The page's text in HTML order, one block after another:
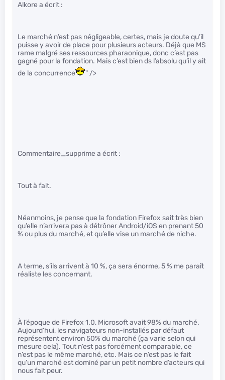
Alkore a écrit :
Le marché n’est pas négligeable, certes, mais je doute qu’il
puisse y avoir de place pour plusieurs acteurs. Déjà que MS
rame malgré ses ressources pharaonique, donc c’est pas
gagné pour la fondation. Mais c’est bien ds l’absolu qu’il y ait
de la concurrence
" />
Commentaire_supprime a écrit :
Tout à fait.
Néanmoins, je pense que la fondation Firefox sait très bien
qu’elle n’arrivera pas à détrôner Android/iOS en prenant 50
% ou plus du marché, et qu’elle vise un marché de niche.
A terme, s’ils arrivent à 10 %, ça sera énorme, 5 % me paraît
réaliste les concernant.
À l’époque de Firefox 1.0, Microsoft avait 98% du marché.
Aujourd’hui, les navigateurs non-installés par défaut
représentent environ 50% du marché (ça varie selon qui
mesure cela). Tout n’est pas forcément comparable, ce
n’est pas le même marché, etc. Mais ce n’est pas le fait
qu’un marché est dominé par un petit nombre d’acteurs qui
nous fait peur.